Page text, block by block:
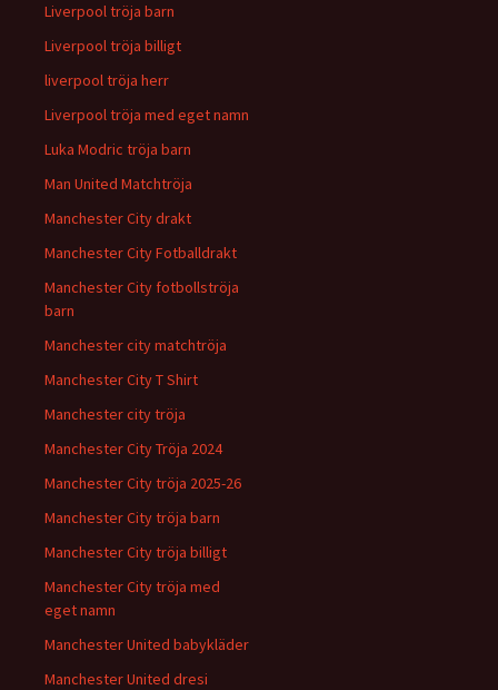
Liverpool tröja barn
Liverpool tröja billigt
liverpool tröja herr
Liverpool tröja med eget namn
Luka Modric tröja barn
Man United Matchtröja
Manchester City drakt
Manchester City Fotballdrakt
Manchester City fotbollströja
barn
Manchester city matchtröja
Manchester City T Shirt
Manchester city tröja
Manchester City Tröja 2024
Manchester City tröja 2025-26
Manchester City tröja barn
Manchester City tröja billigt
Manchester City tröja med
eget namn
Manchester United babykläder
Manchester United dresi